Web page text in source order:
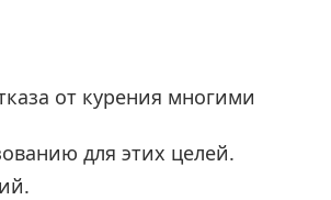
от курения многими
для этих целей.